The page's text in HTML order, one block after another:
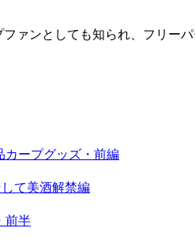
ンとしても知られ、フリー
ープグッズ・前編
て美酒解禁編
前半